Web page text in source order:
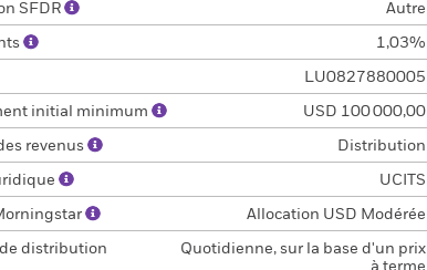
SFDR Autre
1,03%
LU0827880005
initial minimum USD 100 000,00
revenus Distribution
UCITS
Allocation USD Modérée
distribution
Quotidienne, sur la base d'un prix
à terme